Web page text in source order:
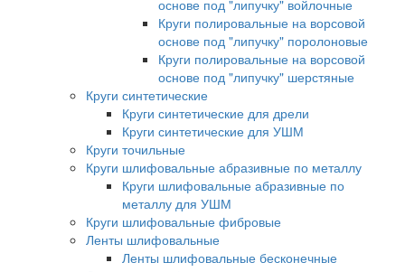
основе под "липучку" войлочные
Круги полировальные на ворсовой
основе под "липучку" поролоновые
Круги полировальные на ворсовой
основе под "липучку" шерстяные
Круги синтетические
Круги синтетические для дрели
Круги синтетические для УШМ
Круги точильные
Круги шлифовальные абразивные по металлу
Круги шлифовальные абразивные по
металлу для УШМ
Круги шлифовальные фибровые
Ленты шлифовальные
Ленты шлифовальные бесконечные